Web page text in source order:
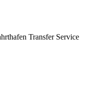
Transfer Service